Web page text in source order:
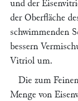
und der
der Oberfläche
schwimmenden
bessern
Vitriol um.
Die zum
Menge von